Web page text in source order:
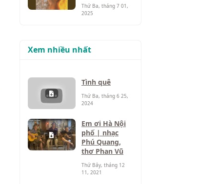
Thứ Ba, tháng 7 01,
2025
Xem nhiều nhất
Tình quê
Thứ Ba, tháng 6 25,
2024
Em ơi Hà Nội
phố | nhạc
Phú Quang,
thơ Phan Vũ
Thứ Bảy, tháng 12
11, 2021